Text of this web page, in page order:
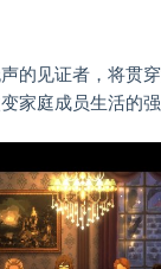
的见证者，将贯
家庭成员生活的